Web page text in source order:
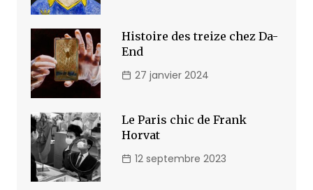
Histoire des treize chez Da-
End
27 janvier 2024
Le Paris chic de Frank
Horvat
12 septembre 2023